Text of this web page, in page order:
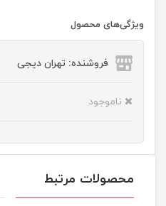
ویژگی‌های محصول
فروشنده: تهران دیجی
ناموجود
محصولات مرتبط